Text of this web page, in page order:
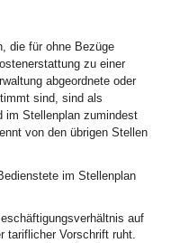
die für ohne Bezüge
zu einer
abgeordnete oder
sind, sind als
im Stellenplan zumindest
von den übrigen Stellen
im Stellenplan
auf
tariflicher Vorschrift ruht.